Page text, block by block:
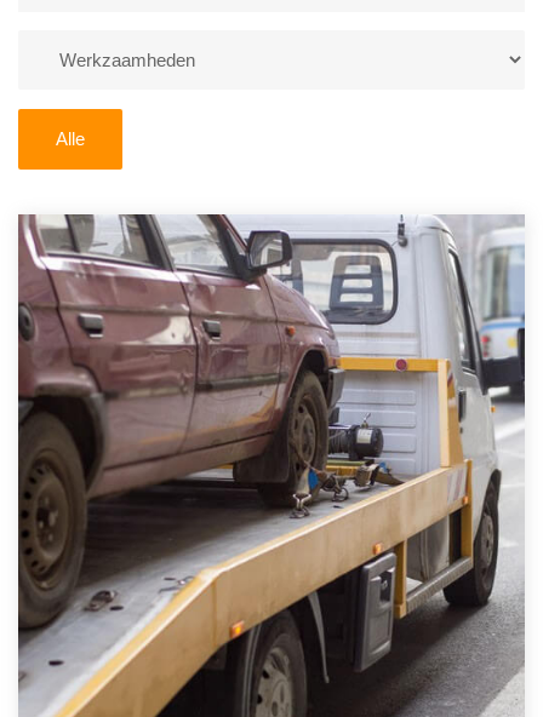
Zoekt u liever naar een sloperij in een andere plaats of
U kunt er ook voor kiezen om direct uw sloopauto te
verkopen en op te laten halen door de Sloopauto
Ophaaldienst van Autosloperijen.nl. Wij kunnen uw
auto gratis ophalen in Vuren. Neem telefonisch
contact op of maak een terugbelafspraak. Wilt u
direct een tweedehands auto onderdelen offerte
aanvragen? Dat kan via de Onderdelenlijn! Vul uw
kenteken in en druk op verzenden.
Wij kunnen u helpen met de inkoop van auto's van
eigenlijk alle merken, zoals Alfa Romeo, Audi, BMW,
Chevrolet, Citroën, Dacia, Fiat, Ford, Honda, Hyundai,
Kia, Mazda, Mercedes Benz, Mitsubishi, Nissan, Opel,
Peugeot, Porsche, Renault, Seat, Skoda, Suzuki, Tesla,
Toyota, Volkswagen en Volvo.
Alle